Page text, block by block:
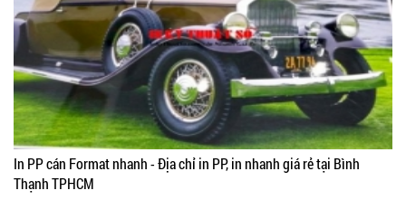
In PP cán Format nhanh - Địa chỉ in PP, in nhanh giá rẻ tại Bình
Thạnh TPHCM